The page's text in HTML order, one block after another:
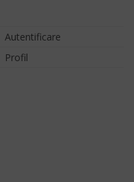
Autentificare
Profil